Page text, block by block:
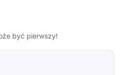
być pierwszy!